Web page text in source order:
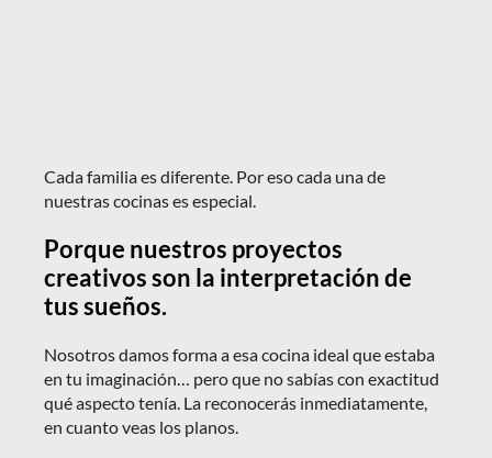
Cada familia es diferente. Por eso cada una de
nuestras cocinas es especial.
Porque nuestros proyectos
creativos son la interpretación de
tus sueños.
Nosotros damos forma a esa cocina ideal que estaba
en tu imaginación… pero que no sabías con exactitud
qué aspecto tenía. La reconocerás inmediatamente,
en cuanto veas los planos.